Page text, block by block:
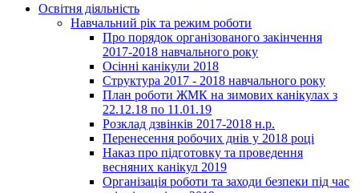
Освітня діяльність
Навчальний рік та режим роботи
Про порядок організованого закінчення
2017-2018 навчального року
Осінні канікули 2018
Структура 2017 - 2018 навчального року
План роботи ЖМК на зимових канікулах з
22.12.18 по 11.01.19
Розклад дзвінків 2017-2018 н.р.
Перенесення робочих днів у 2018 році
Наказ про підготовку та проведення
весняних канікул 2019
Організація роботи та заходи безпеки під час